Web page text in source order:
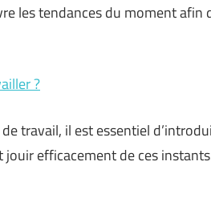
les tendances du moment afin
?
travail, il est essentiel
efficacement de ces